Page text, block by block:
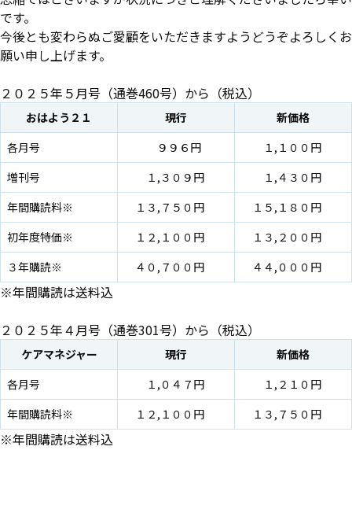
です。
今後とも変わらぬご愛顧をいただきますようどうぞよろしくお
願い申し上げます。
２０２５年５月号（通巻460号）から（税込）
おはよう２１ 現行
新価格
各月号
９９６円
１,１００円
増刊号
１,３０９円
１,４３０円
年間購読料※
１３,７５０円
１５,１８０円
初年度特価※
１２,１００円
１３,２００円
３年購読※
４０,７００円 ４４,０００円
※年間購読は送料込
２０２５年４月号（通巻301号）から（税込）
ケアマネジャー 現行
新価格
各月号
１,０４７円
１,２１０円
年間購読料※
１２,１００円 １３,７５０円
※年間購読は送料込